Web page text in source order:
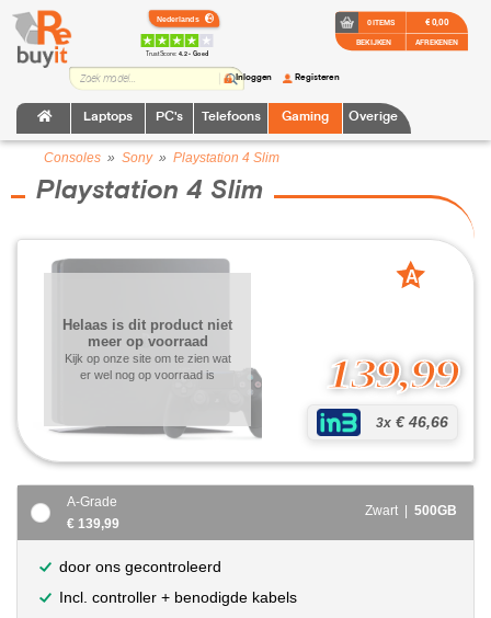
TrustScore:4.2 • Goed
Laptops PC's Telefoons Gaming Overige
Inloggen Registeren
0 ITEMS
BEKIJKEN
€ 0,00
AFREKENEN
Consoles » Sony» Playstation 4 Slim
Playstation 4 Slim
139,99
3x € 46,66
Helaas is dit product niet
meer op voorraad
Kijk op onze site om te zien wat
er wel nog op voorraad is
A
A-Grade
€ 139,99
Zwart | 500GB
door ons gecontroleerd
Incl. controller + benodigde kabels